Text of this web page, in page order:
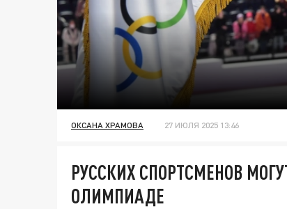
ОКСАНА ХРАМОВА 27 ИЮЛЯ 2025 13:46
РУССКИХ СПОРТСМЕНОВ
ОЛИМПИАДЕ